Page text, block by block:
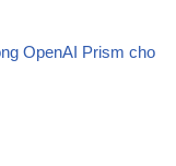
OpenAI Prism cho